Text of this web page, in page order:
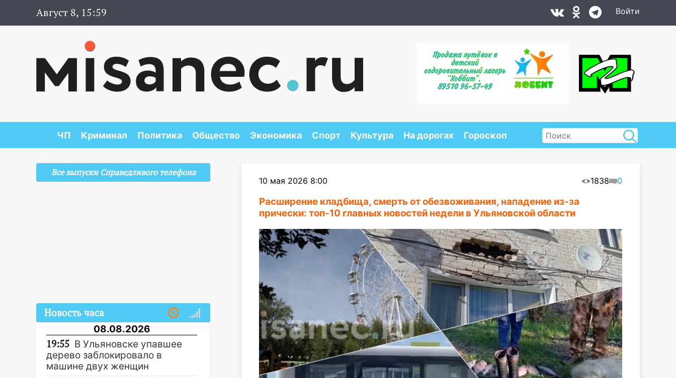
Август 8, 15:59 Войти
ЧП Криминал Политика Общество Экономика Спорт Культура На дорогах Гороскоп
10 мая 2026 8:00 1838 0
Расширение кладбища, смерть от обезвоживания, нападение из-за
прически: топ-10 главных новостей недели в Ульяновской области
Все выпуски Справедливого телефона
Новость часа
08.08.2026
19:55 В Ульяновске упавшее
дерево заблокировало в
машине двух женщин